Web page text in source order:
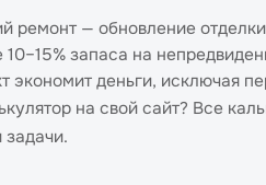
ремонт — обновление
запаса на
экономит деньги, исключая
на свой сайт? Все